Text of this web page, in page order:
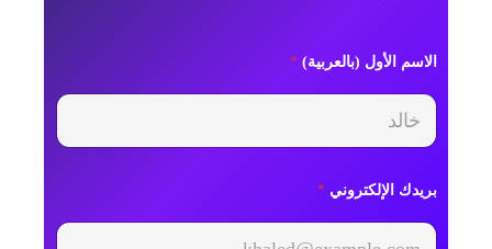
الاسم الأول (بالعربية)*
بريدك الإلكتروني*
ا
ا
م